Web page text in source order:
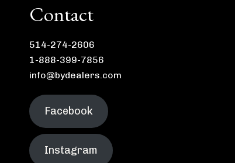
Contact
514-274-2606
1-888-399-7856
info@bydealers.com
Facebook
Instagram